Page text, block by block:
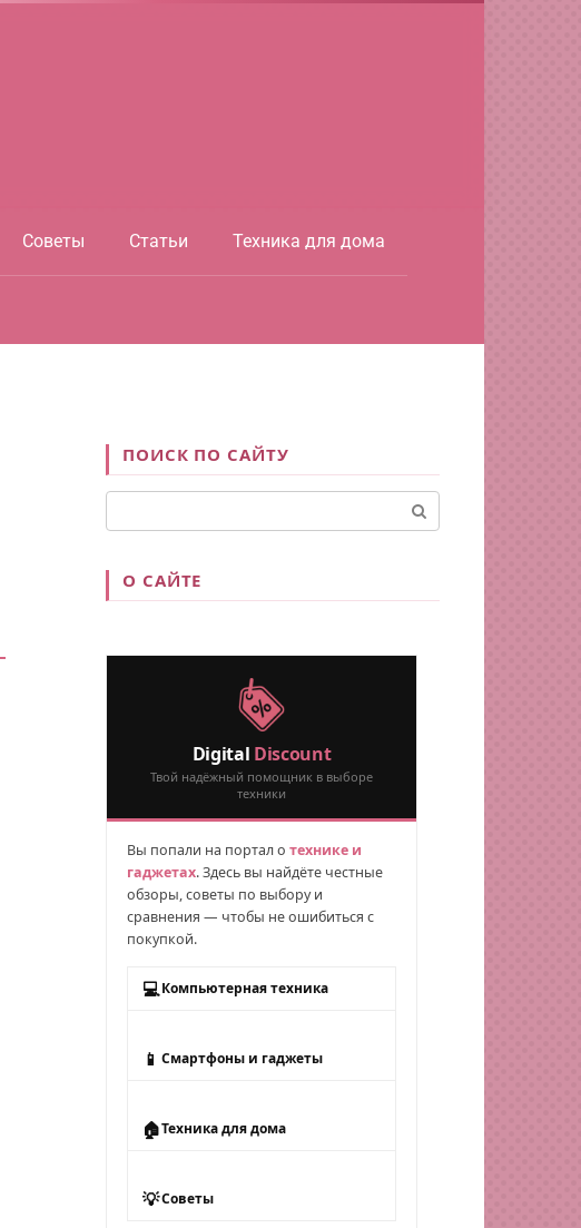
Советы Статьи Техника для дома
ПОИСК ПО САЙТУ
О САЙТЕ
Digital Discount
Твой надёжный помощник в выборе
техники
Вы попали на портал о технике и
гаджетах. Здесь вы найдёте честные
обзоры, советы по выбору и
сравнения — чтобы не ошибиться с
покупкой.
💻 Компьютерная техника
📱 Смартфоны и гаджеты
🏠Техника для дома
💡Советы